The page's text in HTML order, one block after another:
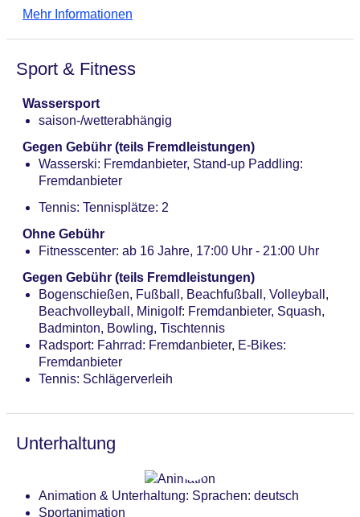
Mehr Informationen
Sport & Fitness
Wassersport
saison-/wetterabhängig
Gegen Gebühr (teils Fremdleistungen)
Wasserski: Fremdanbieter, Stand-up Paddling:
Fremdanbieter
Tennis: Tennisplätze: 2
Ohne Gebühr
Fitnesscenter: ab 16 Jahre, 17:00 Uhr - 21:00 Uhr
Gegen Gebühr (teils Fremdleistungen)
Bogenschießen, Fußball, Beachfußball, Volleyball,
Beachvolleyball, Minigolf: Fremdanbieter, Squash,
Badminton, Bowling, Tischtennis
Radsport: Fahrrad: Fremdanbieter, E-Bikes:
Fremdanbieter
Tennis: Schlägerverleih
Unterhaltung
Animation & Unterhaltung: Sprachen: deutsch
Sportanimation